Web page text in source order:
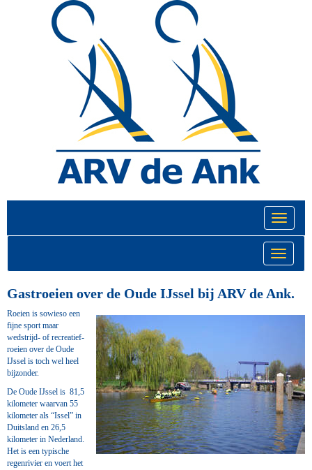
Toggle
Toggle
Gastroeien over de Oude IJssel bij ARV de Ank.
Roeien is sowieso een
fijne sport maar
wedstrijd- of recreatief-
roeien over de Oude
IJssel is toch wel heel
bijzonder.
De Oude IJssel is 81,5
kilometer waarvan 55
kilometer als “Issel” in
Duitsland en 26,5
kilometer in Nederland.
Het is een typische
regenrivier en voert het